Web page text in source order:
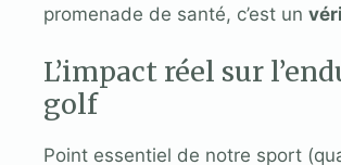
promenade de santé, c’est un
L’impact réel sur
golf
Point essentiel de notre sport